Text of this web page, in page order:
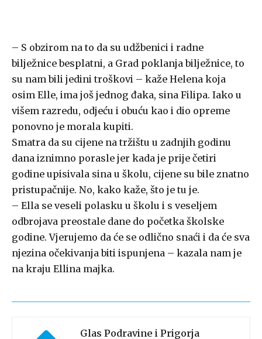
– S obzirom na to da su udžbenici i radne
bilježnice besplatni, a Grad poklanja bilježnice, to
su nam bili jedini troškovi – kaže Helena koja
osim Elle, ima još jednog đaka, sina Filipa. Iako u
višem razredu, odjeću i obuću kao i dio opreme
ponovno je morala kupiti.
Smatra da su cijene na tržištu u zadnjih godinu
dana iznimno porasle jer kada je prije četiri
godine upisivala sina u školu, cijene su bile znatno
pristupačnije. No, kako kaže, što je tu je.
– Ella se veseli polasku u školu i s veseljem
odbrojava preostale dane do početka školske
godine. Vjerujemo da će se odlično snaći i da će sva
njezina očekivanja biti ispunjena – kazala nam je
na kraju Ellina majka.
Glas Podravine i Prigorja